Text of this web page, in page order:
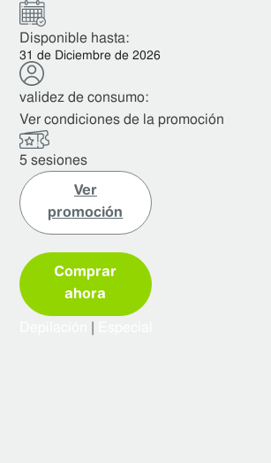
Disponible hasta:
31 de Diciembre de 2026
validez de consumo:
Ver condiciones de la promoción
5 sesiones
Ver
promoción
Comprar
ahora
|